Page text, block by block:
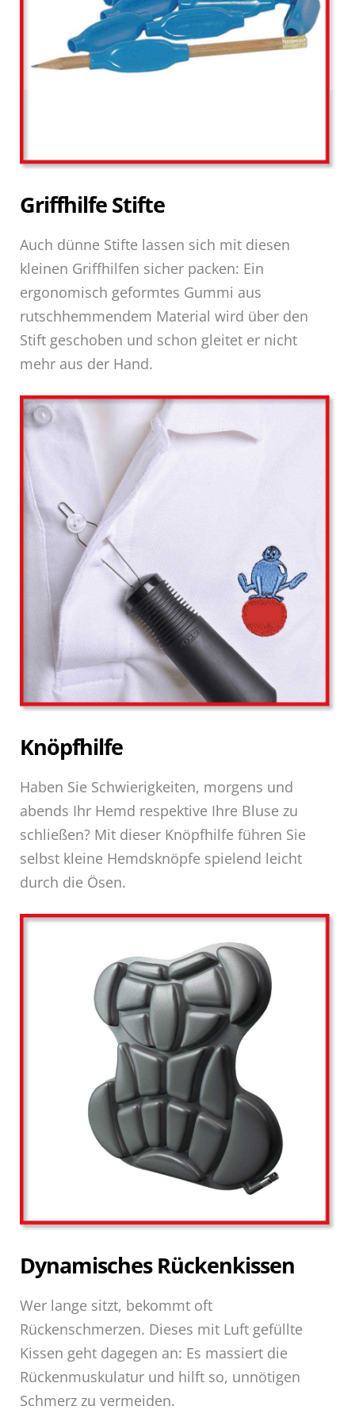
Griffhilfe Stifte
Auch dünne Stifte lassen sich mit diesen
kleinen Griffhilfen sicher packen: Ein
ergonomisch geformtes Gummi aus
rutschhemmendem Material wird über den
Stift geschoben und schon gleitet er nicht
mehr aus der Hand.
Knöpfhilfe
Haben Sie Schwierigkeiten, morgens und
abends Ihr Hemd respektive Ihre Bluse zu
schließen? Mit dieser Knöpfhilfe führen Sie
selbst kleine Hemdsknöpfe spielend leicht
durch die Ösen.
Dynamisches Rückenkissen
Wer lange sitzt, bekommt oft
Rückenschmerzen. Dieses mit Luft gefüllte
Kissen geht dagegen an: Es massiert die
Rückenmuskulatur und hilft so, unnötigen
Schmerz zu vermeiden.